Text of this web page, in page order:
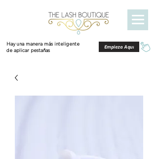
Hay una manera más inteligente
de aplicar pestañas
Empieza Aquí